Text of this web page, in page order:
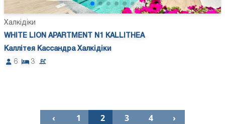
Халкідіки
WHITE LION APARTMENT N1 KALLITHEA
Каллітея Кассандра Халкідіки
6
3
‹ 1 2 3 4 ›